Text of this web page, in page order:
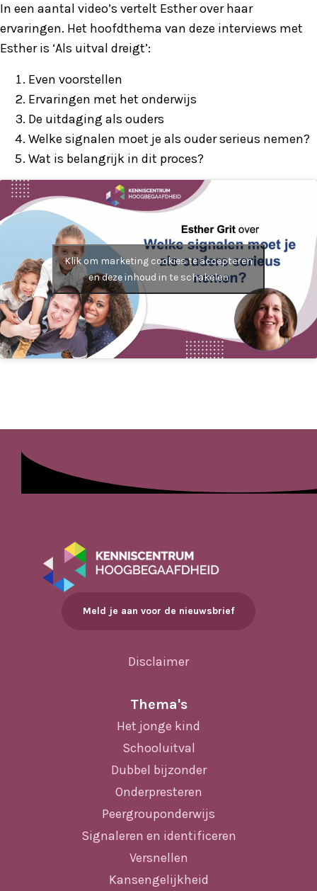
In een aantal video’s vertelt Esther over haar
ervaringen. Het hoofdthema van deze interviews met
Esther is ‘Als uitval dreigt’:
Even voorstellen
Ervaringen met het onderwijs
De uitdaging als ouders
Welke signalen moet je als ouder serieus nemen?
Wat is belangrijk in dit proces?
Klik om marketing cookies te accepteren
en deze inhoud in te schakelen
Meld je aan voor de nieuwsbrief
Disclaimer
Thema's
Het jonge kind
Schooluitval
Dubbel bijzonder
Onderpresteren
Peergrouponderwijs
Signaleren en identificeren
Versnellen
Kansengelijkheid